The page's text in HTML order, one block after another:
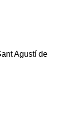
Agustí de